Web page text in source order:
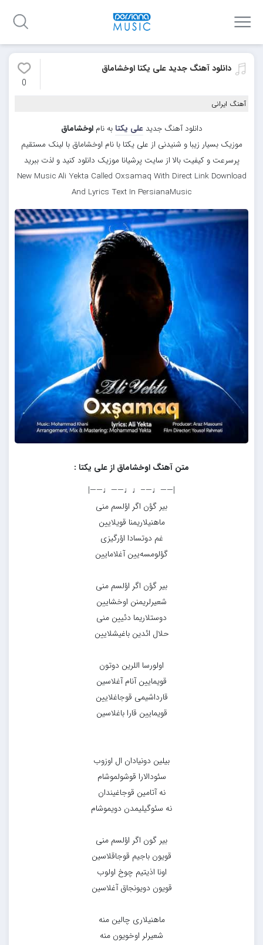
دانلود آهنگ جدید علی یکتا اوخشاماق
0
آهنگ ایرانی
دانلود آهنگ جدیدعلی یکتابه ناماوخشاماق
موزیک بسیار زیبا و شنیدنی از علی یکتا با نام اوخشاماق با لینک مستقیم
پرسرعت و کیفیت بالا از سایت پرشیانا موزیک دانلود کنید و لذت ببرید
New Music Ali Yekta Called Oxsamaq With Direct Link Download
And Lyrics Text In PersianaMusic
متن آهنگ اوخشاماق از علی یکتا :
|——♩—–♩♩——♩——|
بیر گؤن اگر اؤلسم منی
ماهنیلاریمنا قویلایین
غم دوتسادا اؤرگیزی
گؤلومسه‌یین آغلامایین
بیر گؤن اگر اؤلسم منی
شعیرلریمنن اوخشایین
دوستلاریما دئیین منی
حلال ائدین باغیشلایین
اولورسا اللرین دوتون
قویمایین آنام آغلاسین
قارداشیمی قوجاغلایین
قویمایین قارا باغلاسین
بیلین دونیادان ال اوزوب
سئودالارا قوشولموشام
نه آتامین قوجاغیندان
نه سئوگیلیمدن دویموشام
بیر گون اگر اؤلسم منی
قویون باجیم قوجاقلاسین
اونا اذیتیم چوخ اولوب
قویون دویونجاق آغلاسین
ماهنیلاری چالین منه
شعیرلر اوخویون منه